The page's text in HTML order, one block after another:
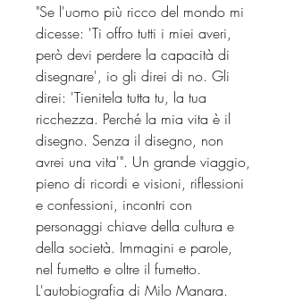
"Se l'uomo più ricco del mondo mi
dicesse: 'Ti offro tutti i miei averi,
però devi perdere la capacità di
disegnare', io gli direi di no. Gli
direi: 'Tienitela tutta tu, la tua
ricchezza. Perché la mia vita è il
disegno. Senza il disegno, non
avrei una vita'". Un grande viaggio,
pieno di ricordi e visioni, riflessioni
e confessioni, incontri con
personaggi chiave della cultura e
della società. Immagini e parole,
nel fumetto e oltre il fumetto.
L'autobiografia di Milo Manara.